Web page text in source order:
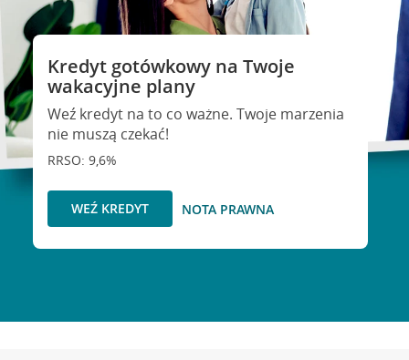
Kredyt gotówkowy na Twoje
wakacyjne plany
Weź kredyt na to co ważne. Twoje marzenia
nie muszą czekać!
RRSO: 9,6%
WEŹ KREDYT NOTA PRAWNA